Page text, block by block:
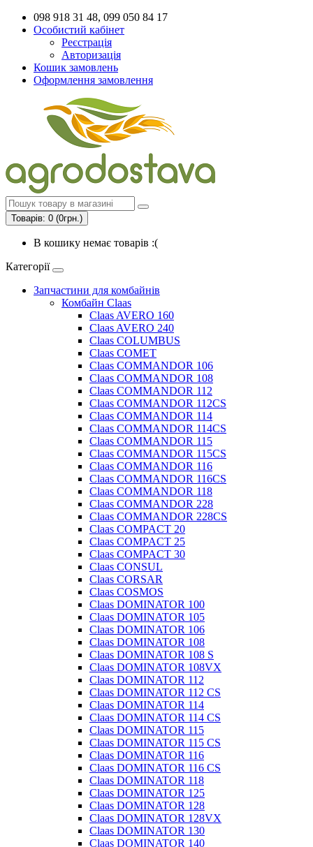
098 918 31 48, 099 050 84 17
Особистий кабінет
Реєстрація
Авторизація
Кошик замовлень
Оформлення замовлення
Товарів: 0 (0грн.)
В кошику немає товарів :(
Категорії
Запчастини для комбайнів
Комбайн Claas
Claas AVERO 160
Claas AVERO 240
Claas COLUMBUS
Claas COMET
Claas COMMANDOR 106
Claas COMMANDOR 108
Claas COMMANDOR 112
Claas COMMANDOR 112CS
Claas COMMANDOR 114
Claas COMMANDOR 114CS
Claas COMMANDOR 115
Claas COMMANDOR 115CS
Claas COMMANDOR 116
Claas COMMANDOR 116CS
Claas COMMANDOR 118
Claas COMMANDOR 228
Claas COMMANDOR 228CS
Claas COMPACT 20
Claas COMPACT 25
Claas COMPACT 30
Claas CONSUL
Claas CORSAR
Claas COSMOS
Claas DOMINATOR 100
Claas DOMINATOR 105
Claas DOMINATOR 106
Claas DOMINATOR 108
Claas DOMINATOR 108 S
Claas DOMINATOR 108VX
Claas DOMINATOR 112
Claas DOMINATOR 112 CS
Claas DOMINATOR 114
Claas DOMINATOR 114 CS
Claas DOMINATOR 115
Claas DOMINATOR 115 CS
Claas DOMINATOR 116
Claas DOMINATOR 116 CS
Claas DOMINATOR 118
Claas DOMINATOR 125
Claas DOMINATOR 128
Claas DOMINATOR 128VX
Claas DOMINATOR 130
Claas DOMINATOR 140